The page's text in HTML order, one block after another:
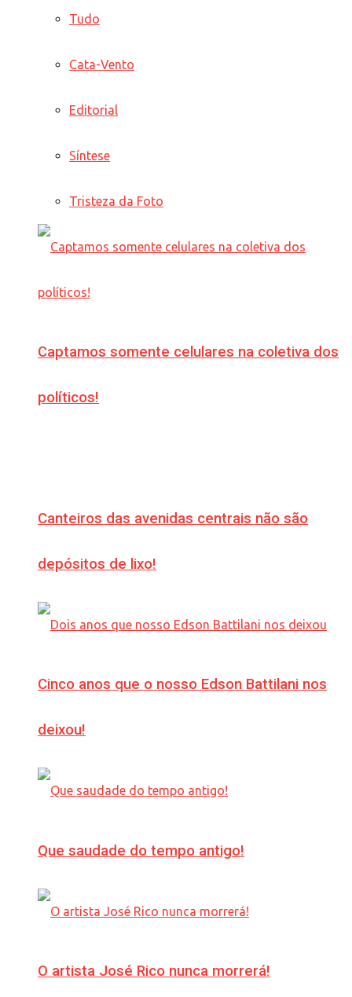
Tudo
Cata-Vento
Editorial
Síntese
Tristeza da Foto
Captamos somente celulares na coletiva dos
políticos!
Canteiros das avenidas centrais não são
depósitos de lixo!
Cinco anos que o nosso Edson Battilani nos
deixou!
Que saudade do tempo antigo!
O artista José Rico nunca morrerá!